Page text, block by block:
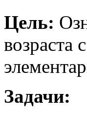
Цель:
Задачи: